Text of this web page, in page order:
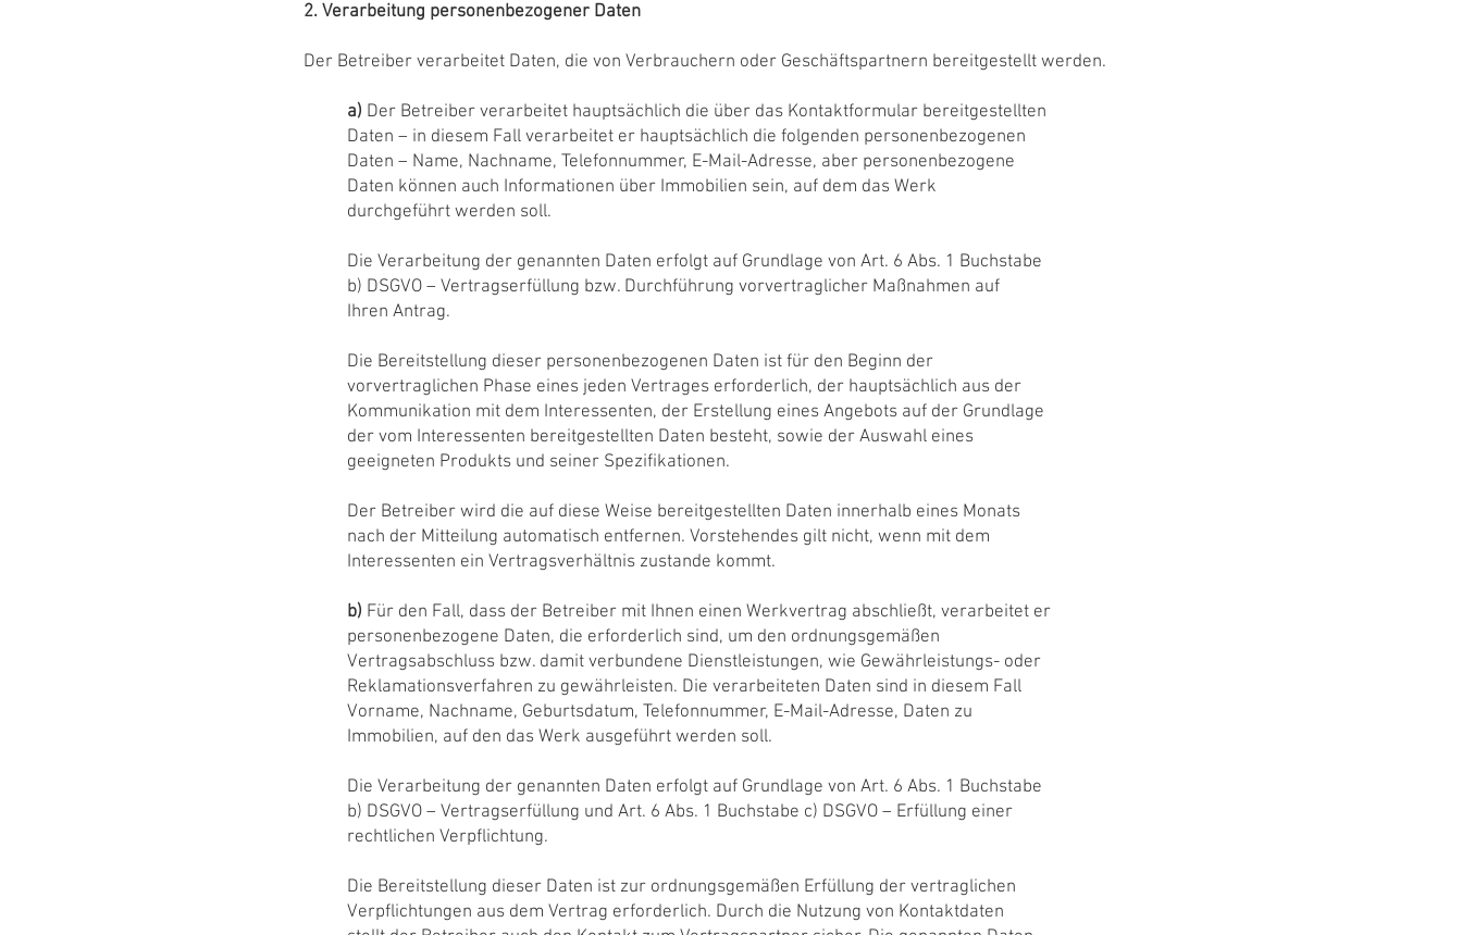
2. Verarbeitung personenbezogener Daten
Der Betreiber verarbeitet Daten, die von Verbrauchern oder Geschäftspartnern bereitgestellt werden.
a) Der Betreiber verarbeitet hauptsächlich die über das Kontaktformular bereitgestellten
Daten – in diesem Fall verarbeitet er hauptsächlich die folgenden personenbezogenen
Daten – Name, Nachname, Telefonnummer, E-Mail-Adresse, aber personenbezogene
Daten können auch Informationen über Immobilien sein, auf dem das Werk
durchgeführt werden soll.
Die Verarbeitung der genannten Daten erfolgt auf Grundlage von Art. 6 Abs. 1 Buchstabe
b) DSGVO – Vertragserfüllung bzw. Durchführung vorvertraglicher Maßnahmen auf
Ihren Antrag.
Die Bereitstellung dieser personenbezogenen Daten ist für den Beginn der
vorvertraglichen Phase eines jeden Vertrages erforderlich, der hauptsächlich aus der
Kommunikation mit dem Interessenten, der Erstellung eines Angebots auf der Grundlage
der vom Interessenten bereitgestellten Daten besteht, sowie der Auswahl eines
geeigneten Produkts und seiner Spezifikationen.
Der Betreiber wird die auf diese Weise bereitgestellten Daten innerhalb eines Monats
nach der Mitteilung automatisch entfernen. Vorstehendes gilt nicht, wenn mit dem
Interessenten ein Vertragsverhältnis zustande kommt.
b) Für den Fall, dass der Betreiber mit Ihnen einen Werkvertrag abschließt, verarbeitet er
personenbezogene Daten, die erforderlich sind, um den ordnungsgemäßen
Vertragsabschluss bzw. damit verbundene Dienstleistungen, wie Gewährleistungs- oder
Reklamationsverfahren zu gewährleisten. Die verarbeiteten Daten sind in diesem Fall
Vorname, Nachname, Geburtsdatum, Telefonnummer, E-Mail-Adresse, Daten zu
Immobilien, auf den das Werk ausgeführt werden soll.
Die Verarbeitung der genannten Daten erfolgt auf Grundlage von Art. 6 Abs. 1 Buchstabe
b) DSGVO – Vertragserfüllung und Art. 6 Abs. 1 Buchstabe c) DSGVO – Erfüllung einer
rechtlichen Verpflichtung.
Die Bereitstellung dieser Daten ist zur ordnungsgemäßen Erfüllung der vertraglichen
Verpflichtungen aus dem Vertrag erforderlich. Durch die Nutzung von Kontaktdaten